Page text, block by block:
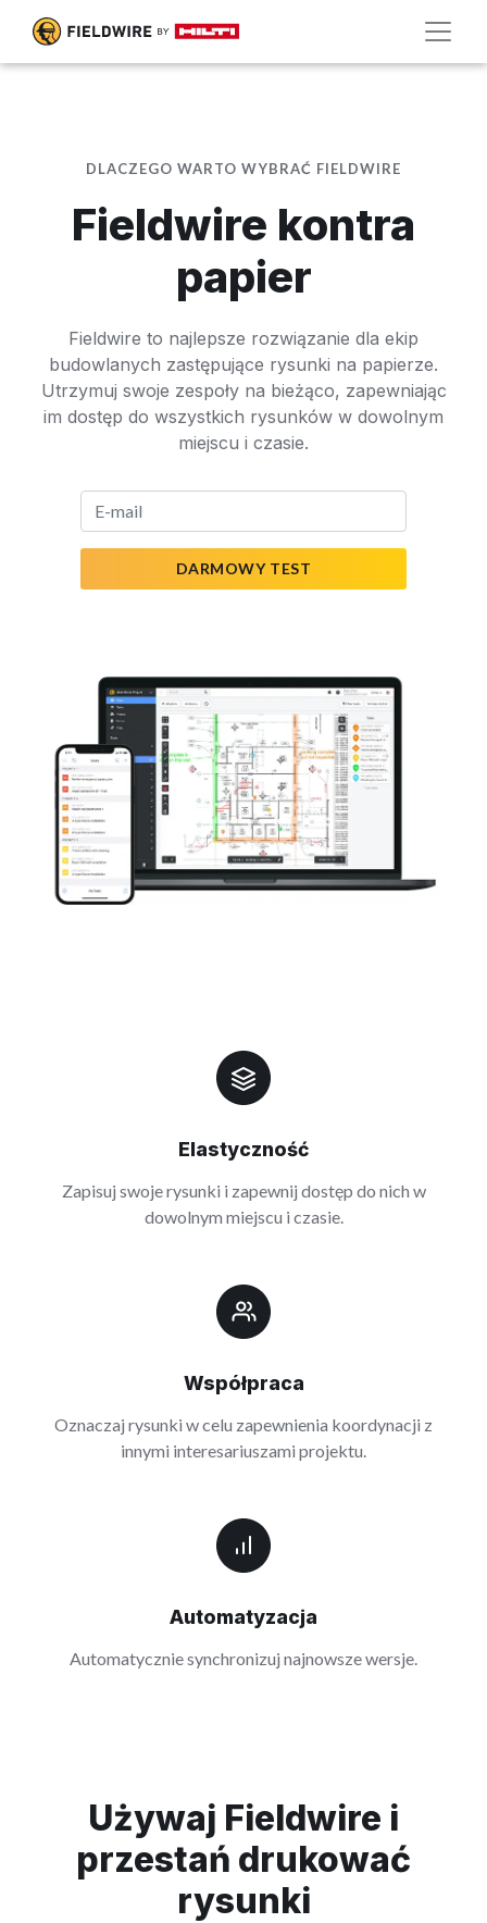
DLACZEGO WARTO WYBRAĆ FIELDWIRE
Fieldwire kontra
papier
Fieldwire to najlepsze rozwiązanie dla ekip
budowlanych zastępujące rysunki na papierze.
Utrzymuj swoje zespoły na bieżąco, zapewniając
im dostęp do wszystkich rysunków w dowolnym
miejscu i czasie.
DARMOWY TEST
Elastyczność
Zapisuj swoje rysunki i zapewnij dostęp do nich w
dowolnym miejscu i czasie.
Współpraca
Oznaczaj rysunki w celu zapewnienia koordynacji z
innymi interesariuszami projektu.
Automatyzacja
Automatycznie synchronizuj najnowsze wersje.
Używaj Fieldwire i
przestań drukować
rysunki